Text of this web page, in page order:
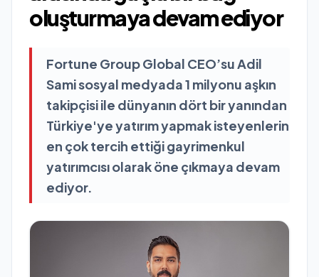
oluşturmaya devam ediyor
Fortune Group Global CEO’su Adil
Sami sosyal medyada 1 milyonu aşkın
takipçisi ile dünyanın dört bir yanından
Türkiye'ye yatırım yapmak isteyenlerin
en çok tercih ettiği gayrimenkul
yatırımcısı olarak öne çıkmaya devam
ediyor.